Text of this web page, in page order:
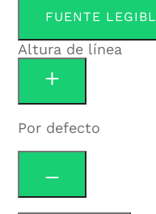
FUENTE
Altura de línea
Por defecto